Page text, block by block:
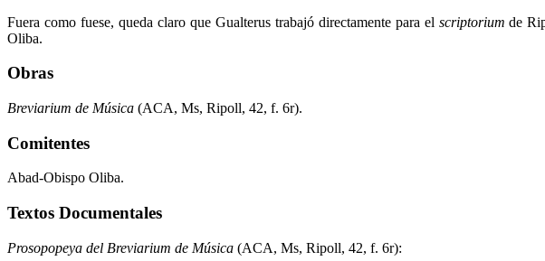
Fuera como fuese, queda claro que Gualterus trabajó directamente para el scriptorium de
Oliba.
Obras
Breviarium de Música (ACA, Ms, Ripoll, 42, f. 6r).
Comitentes
Abad-Obispo Oliba.
Textos Documentales
Prosopopeya del Breviarium de Música (ACA, Ms, Ripoll, 42, f. 6r):